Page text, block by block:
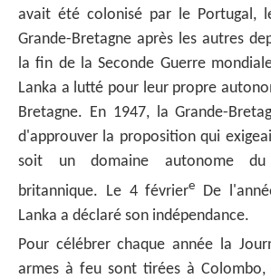
avait été colonisé par le Portugal,
Grande-Bretagne après les autres
la fin de la Seconde Guerre
Lanka a lutté pour leur propre
Bretagne. En 1947, la Grande-
d'approuver la proposition qui
soit un domaine autonome du
britannique. Le 4 févriere
De
Lanka a déclaré son indépendance.
Pour célébrer chaque année la
armes à feu sont tirées à Colombo,